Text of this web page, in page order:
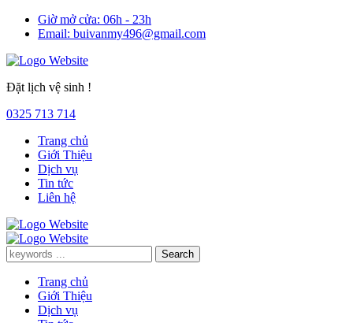
Giờ mở cửa: 06h - 23h
Email: buivanmy496@gmail.com
Đặt lịch vệ sinh !
0325 713 714
Trang chủ
Giới Thiệu
Dịch vụ
Tin tức
Liên hệ
Trang chủ
Giới Thiệu
Dịch vụ